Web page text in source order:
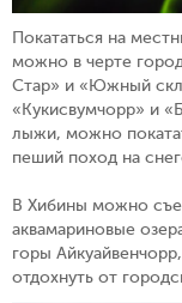
Покататься на
можно в черте
Стар» и «Южный
«Кукисвумчорр» и
лыжи, можно
пеший поход на
В Хибины можно
аквамариновые
горы
отдохнуть от